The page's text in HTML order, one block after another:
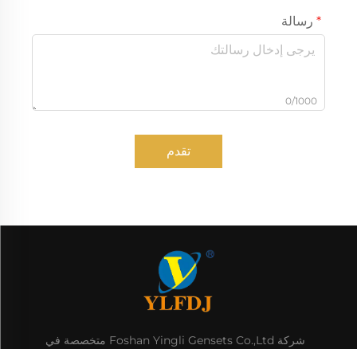
رسالة
0/1000
تقدم
شركة Foshan Yingli Gensets Co.,Ltd متخصصة في